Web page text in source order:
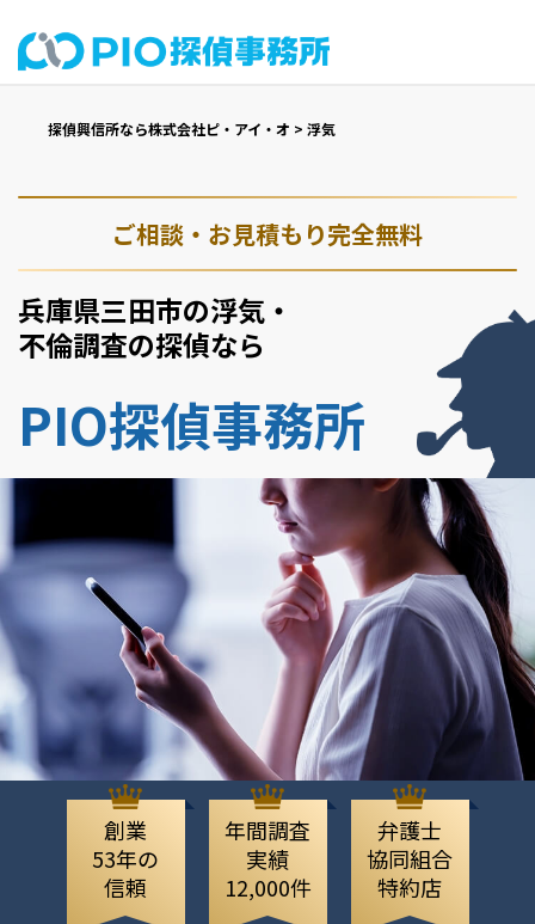
探偵興信所なら株式会社ピ・アイ・オ > 浮気
ご相談・お見積もり完全無料
兵庫県三田市の浮気・
不倫調査の探偵なら
PIO探偵事務所
創業
53年の
信頼
年間調査
実績
12,000件
弁護士
協同組合
特約店